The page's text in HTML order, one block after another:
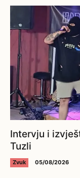
Intervju i
Tuzli
Zvuk 05/08/2026